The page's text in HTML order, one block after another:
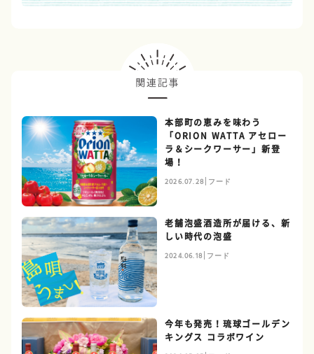
本部町の恵みを味わう
「ORION WATTA アセロー
ラ＆シークワーサー」新登
場！
2026.07.28 フード
老舗泡盛酒造所が届ける、新
しい時代の泡盛
2024.06.18 フード
今年も発売！琉球ゴールデン
キングス コラボワイン